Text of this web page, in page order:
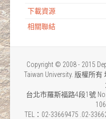
下載資源
相關聯結
Copyright © 2008 - 2015
Taiwan University. 版權所
台北市羅斯福路4段1號 No.
TEL：02-33669475 .02-